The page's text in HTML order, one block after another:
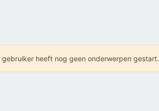
gebruiker heeft nog geen onderwerpen gestart.